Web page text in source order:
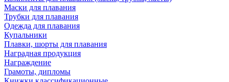
Маски для плавания
Трубки для плавания
Одежда для плавания
Купальники
Плавки, шорты для плавания
Наградная продукция
Награждение
Грамоты, дипломы